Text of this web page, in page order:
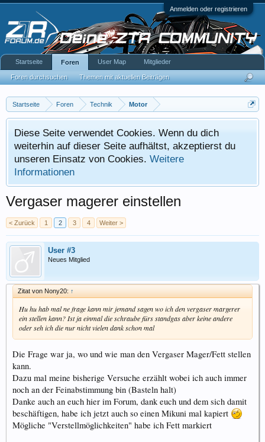
Anmelden oder registrieren
Startseite Foren Technik Motor
Diese Seite verwendet Cookies. Wenn du dich
weiterhin auf dieser Seite aufhältst, akzeptierst du
unseren Einsatz von Cookies. Weitere
Informationen
Vergaser magerer einstellen
< Zurück 1 2 3 4 Weiter >
User #3
Neues Mitglied
Zitat von Nony20: ↑
Hu hu hab mal ne frage kann mir jemand sagen wo ich den vergaser margerer
ein stellen kann? Ist ja einmal die schraube fürs standgas aber keine andere
oder seh ich die nur nicht vielen dank schon mal
Die Frage war ja, wo und wie man den Vergaser Mager/Fett stellen
kann.
Dazu mal meine bisherige Versuche erzählt wobei ich auch immer
noch an der Feinabstimmung bin (Basteln halt)
Danke auch an euch hier im Forum, dank euch und dem sich damit
beschäftigen, habe ich jetzt auch so einen Mikuni mal kapiert
Mögliche "Verstellmöglichkeiten" habe ich Fett markiert
Startseite Foren
Foren durchsuchen Themen mit aktuellen Beiträgen
User Map Mitglieder